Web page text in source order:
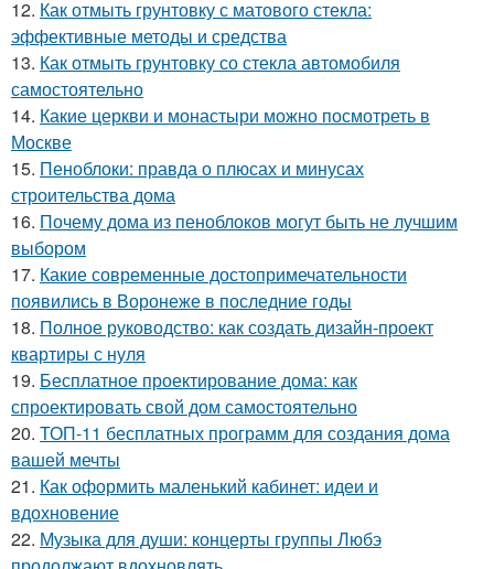
12. Как отмыть грунтовку с матового стекла:
эффективные методы и средства
13. Как отмыть грунтовку со стекла автомобиля
самостоятельно
14. Какие церкви и монастыри можно посмотреть в
Москве
15. Пеноблоки: правда о плюсах и минусах
строительства дома
16. Почему дома из пеноблоков могут быть не лучшим
выбором
17. Какие современные достопримечательности
появились в Воронеже в последние годы
18. Полное руководство: как создать дизайн-проект
квартиры с нуля
19. Бесплатное проектирование дома: как
спроектировать свой дом самостоятельно
20. ТОП-11 бесплатных программ для создания дома
вашей мечты
21. Как оформить маленький кабинет: идеи и
вдохновение
22. Музыка для души: концерты группы Любэ